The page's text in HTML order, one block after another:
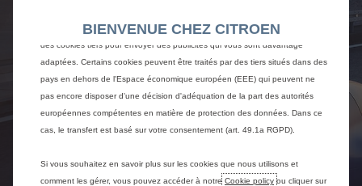
BIENVENUE CHEZ CITROEN
améliorent ainsi ce que nous vous offrons. Notre site peut également utiliser
des cookies tiers pour envoyer des publicités qui vous sont davantage
adaptées. Certains cookies peuvent être traités par des tiers situés dans des
pays en dehors de l'Espace économique européen (EEE) qui peuvent ne
pas encore disposer d'une décision d'adéquation de la part des autorités
européennes compétentes en matière de protection des données. Dans ce
cas, le transfert est basé sur votre consentement (art. 49.1a RGPD).
Si vous souhaitez en savoir plus sur les cookies que nous utilisons et
comment les gérer, vous pouvez accéder à notre Cookie policy ou cliquer sur